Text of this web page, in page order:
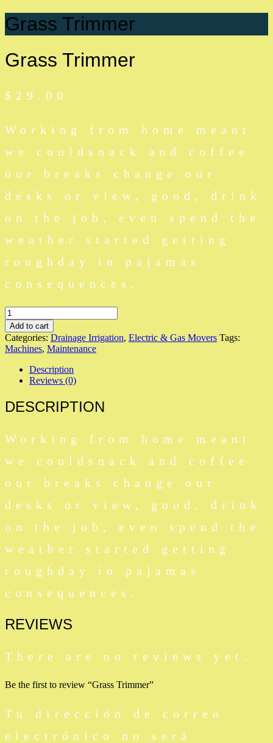
Grass Trimmer
Grass Trimmer
$ 29.00
Working from home meant
we couldsnack and coffee
our breaks change our
desks or view, good, drink
on the job, even spend the
weather started getting
roughday in pajamas
consequences.
Grass
Trimmer
quantity
Add to cart
Categories: Drainage Irrigation, Electric & Gas Movers Tags:
Machines, Maintenance
Description
Reviews (0)
DESCRIPTION
Working from home meant
we couldsnack and coffee
our breaks change our
desks or view, good, drink
on the job, even spend the
weather started getting
roughday in pajamas
consequences.
REVIEWS
There are no reviews yet.
Be the first to review “Grass Trimmer”
Tu dirección de correo
electrónico no será